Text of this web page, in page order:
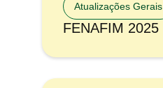
Atualizações Gerais
FENAFIM 2025